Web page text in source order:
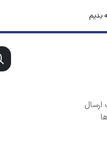
بدیم
ارسال